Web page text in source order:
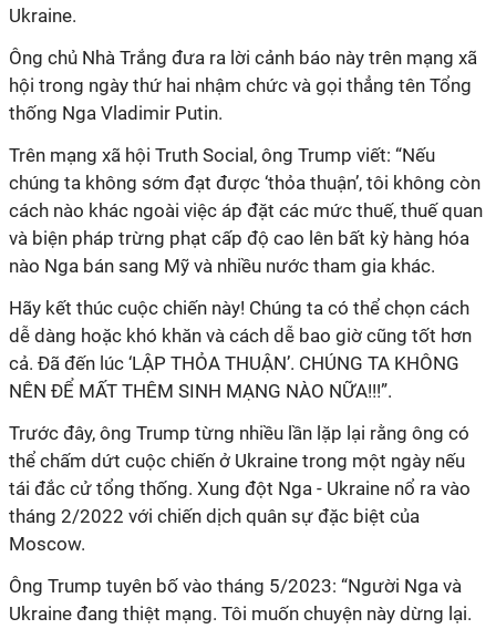
Ukraine.
Ông chủ Nhà Trắng đưa ra lời cảnh báo này trên mạng xã
hội trong ngày thứ hai nhậm chức và gọi thẳng tên Tổng
thống Nga Vladimir Putin.
Trên mạng xã hội Truth Social, ông Trump viết: “Nếu
chúng ta không sớm đạt được ‘thỏa thuận’, tôi không còn
cách nào khác ngoài việc áp đặt các mức thuế, thuế quan
và biện pháp trừng phạt cấp độ cao lên bất kỳ hàng hóa
nào Nga bán sang Mỹ và nhiều nước tham gia khác.
Hãy kết thúc cuộc chiến này! Chúng ta có thể chọn cách
dễ dàng hoặc khó khăn và cách dễ bao giờ cũng tốt hơn
cả. Đã đến lúc ‘LẬP THỎA THUẬN’. CHÚNG TA KHÔNG
NÊN ĐỂ MẤT THÊM SINH MẠNG NÀO NỮA!!!”.
Trước đây, ông Trump từng nhiều lần lặp lại rằng ông có
thể chấm dứt cuộc chiến ở Ukraine trong một ngày nếu
tái đắc cử tổng thống. Xung đột Nga - Ukraine nổ ra vào
tháng 2/2022 với chiến dịch quân sự đặc biệt của
Moscow.
Ông Trump tuyên bố vào tháng 5/2023: “Người Nga và
Ukraine đang thiệt mạng. Tôi muốn chuyện này dừng lại.